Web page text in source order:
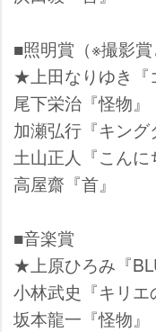
■照明賞（※撮影賞
★上田なりゆき『
尾下栄治『怪物』
加瀬弘行『キング
土山正人『こんに
高屋齋『首』
■音楽賞
★上原ひろみ『
小林武史『キリエ
坂本龍一『怪物』